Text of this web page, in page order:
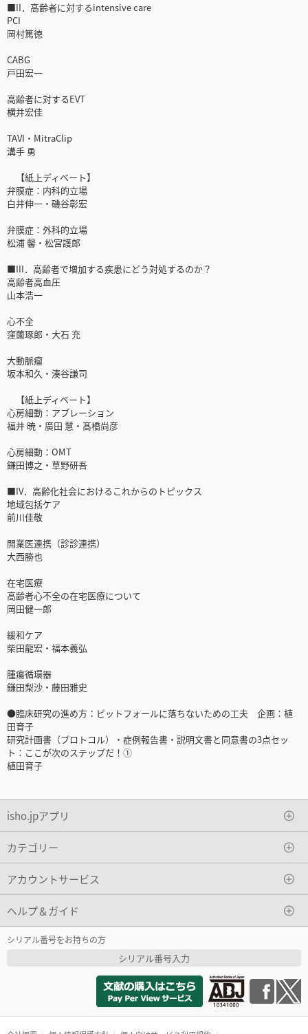
■II．高齢者に対するintensive care
PCI
岡村篤徳
CABG
戸田宏一
高齢者に対するEVT
横井宏佳
TAVI・MitraClip
溝手 勇
【紙上ディベート】
弁膜症：内科的立場
白井伸一・磯谷彰宏
弁膜症：外科的立場
松浦 馨・松宮護郎
■III．高齢者で増加する疾患にどう対処するのか？
高齢者高血圧
山本浩一
心不全
窪薗琢郎・大石 充
大動脈瘤
坂本和久・湊谷謙司
【紙上ディベート】
心房細動：アブレーション
福井 暁・廣田 慧・髙橋尚彦
心房細動：OMT
鎌田博之・草野研吾
■IV．高齢化社会におけるこれからのトピックス
地域包括ケア
前川佳敬
開業医連携（診診連携）
大西勝也
在宅医療
高齢者心不全の在宅医療について
岡田健一郎
緩和ケア
柴田龍宏・福本義弘
腫瘍循環器
鎌田梨沙・藤田雅史
●臨床研究の進め方：ピットフォールに落ちないための工夫 企画：植
田育子
研究計画書（プロトコル）・症例報告書・説明文書と同意書の3点セッ
ト：ここが次のステップだ！①
植田育子
isho.jpアプリ
カテゴリー
アカウントサービス
ヘルプ＆ガイド
シリアル番号をお持ちの方
シリアル番号入力